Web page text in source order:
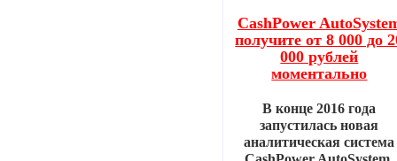
CashPower
получите от 8 000 до
000 рублей
моментально
В конце 2016 года
запустилась новая
аналитическая система